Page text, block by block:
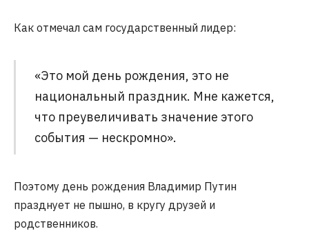
Как отмечал сам государственный лидер:
«Это мой день рождения, это не
национальный праздник. Мне кажется,
что преувеличивать значение этого
события — нескромно».
Поэтому день рождения Владимир Путин
празднует не пышно, в кругу друзей и
родственников.